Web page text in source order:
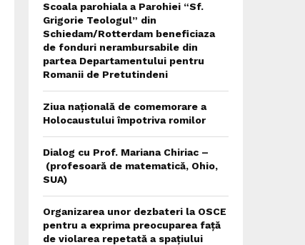
Scoala parohiala a Parohiei “Sf.
Grigorie Teologul” din
Schiedam/Rotterdam beneficiaza
de fonduri nerambursabile din
partea Departamentului pentru
Romanii de Pretutindeni
Ziua națională de comemorare a
Holocaustului împotriva romilor
Dialog cu Prof. Mariana Chiriac –
(profesoară de matematică, Ohio,
SUA)
Organizarea unor dezbateri la OSCE
pentru a exprima preocuparea față
de violarea repetată a spațiului